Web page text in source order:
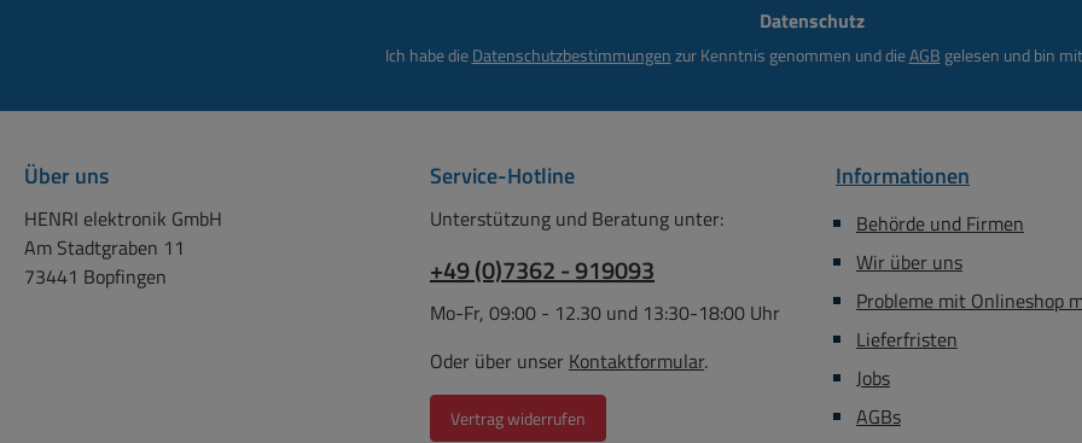
Farben
5pol DIN
Datenschutz
Ich habe dieDatenschutzbestimmungenzur Kenntnis genommen und dieAGB gelesen und bin
Über uns
HENRI elektronik GmbH
Am Stadtgraben 11
73441 Bopfingen
Service-Hotline
Unterstützung und Beratung unter:
+49 (0)7362 - 919093
Mo-Fr, 09:00 - 12.30 und 13:30-18:00 Uhr
Oder über unser Kontaktformular.
Vertrag widerrufen
Informationen
Behörde und Firmen
Wir über uns
Probleme mit Onlineshop
Lieferfristen
Jobs
AGBs